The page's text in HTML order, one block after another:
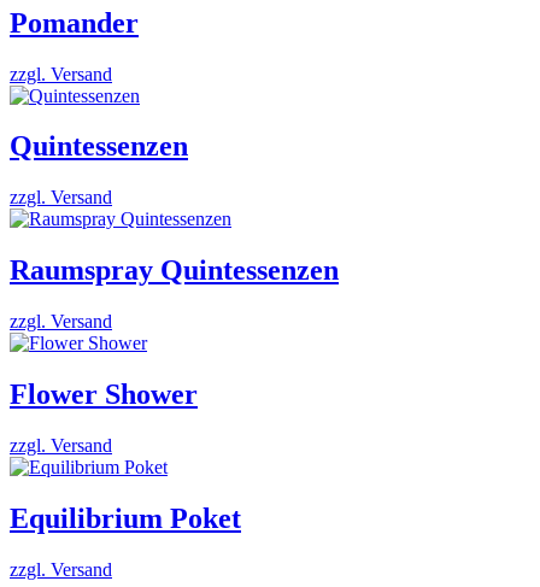
Pomander
zzgl. Versand
Quintessenzen
zzgl. Versand
Raumspray Quintessenzen
zzgl. Versand
Flower Shower
zzgl. Versand
Equilibrium Poket
zzgl. Versand